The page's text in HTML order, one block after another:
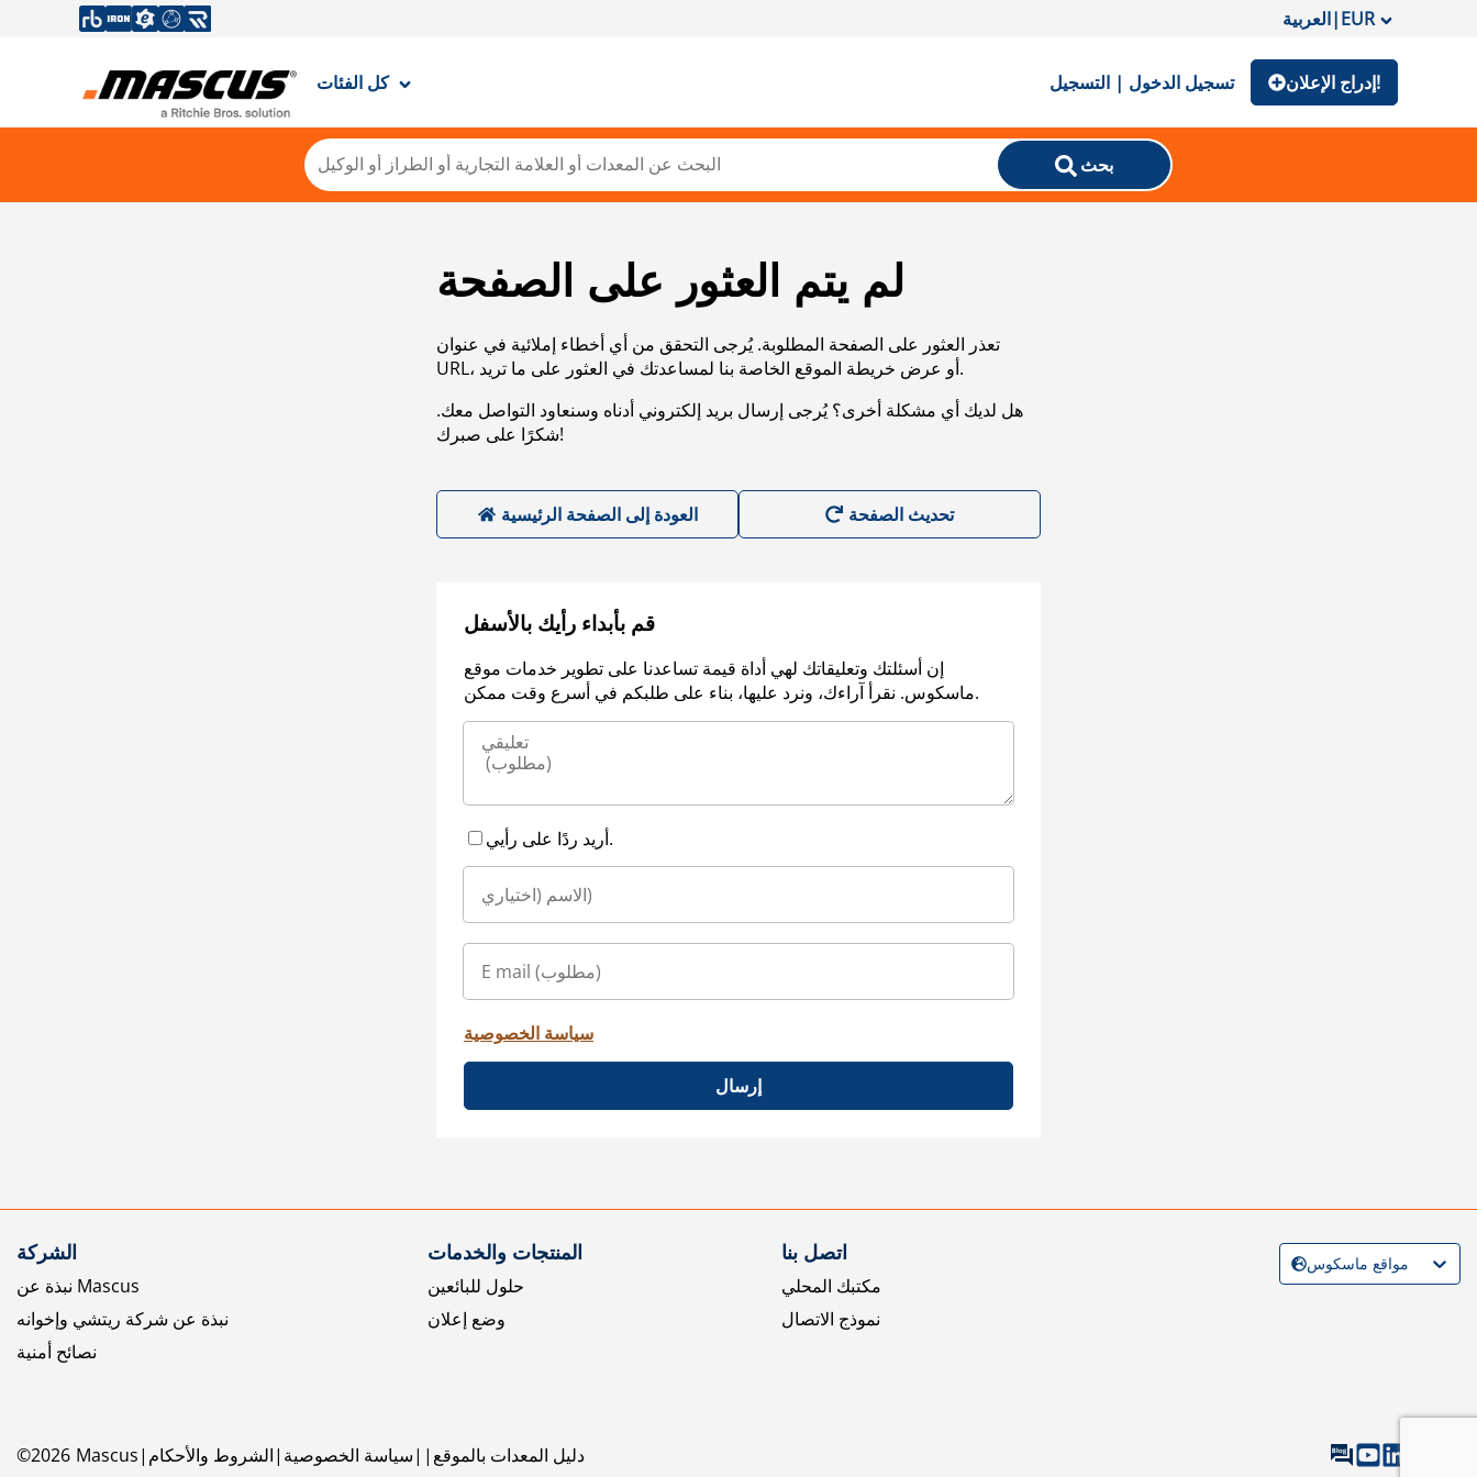
العربية|EUR
كل الفئات تسجيل الدخول | التسجيل إدراج الإعلان!
بحث
لم يتم العثور على الصفحة
تعذر العثور على الصفحة المطلوبة. يُرجى التحقق من أي أخطاء إملائية في عنوان
URL، أو عرض خريطة الموقع الخاصة بنا لمساعدتك في العثور على ما تريد.
هل لديك أي مشكلة أخرى؟ يُرجى إرسال بريد إلكتروني أدناه وسنعاود التواصل معك.
شكرًا على صبرك!
العودة إلى الصفحة الرئيسية
قم بأبداء رأيك بالأسفل
إن أسئلتك وتعليقاتك لهي أداة قيمة تساعدنا على تطوير خدمات موقع
ماسكوس. نقرأ آراءك، ونرد عليها، بناء على طلبكم في أسرع وقت ممكن.
أريد ردًا على رأيي.
سياسة الخصوصية
إرسال
الشركة
نبذة عن Mascus
نبذة عن شركة ريتشي وإخوانه
نصائح أمنية
المنتجات والخدمات
حلول للبائعين
وضع إعلان
اتصل بنا
مكتبك المحلي
نموذج الاتصال
©2026 Mascus الشروط والأحكام سياسة الخصوصية دليل المعدات بالموقع
مواقع ماسكوس